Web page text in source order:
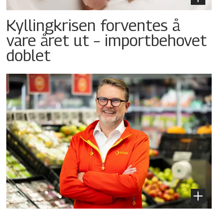
Kyllingkrisen forventes å
vare året ut – importbehovet
doblet